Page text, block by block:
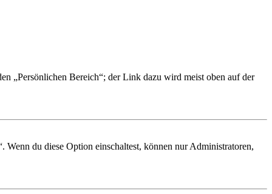
„Persönlichen Bereich“; der Link dazu wird meist oben auf der
du diese Option einschaltest, können nur Administratoren,